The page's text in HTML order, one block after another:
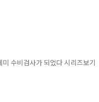
미 수비검사가 되었다 시리즈보기